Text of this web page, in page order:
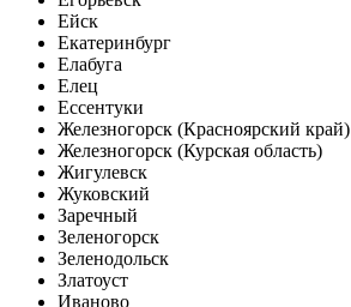
Ейск
Екатеринбург
Елабуга
Елец
Ессентуки
Железногорск (Красноярский край)
Железногорск (Курская область)
Жигулевск
Жуковский
Заречный
Зеленогорск
Зеленодольск
Златоуст
Иваново